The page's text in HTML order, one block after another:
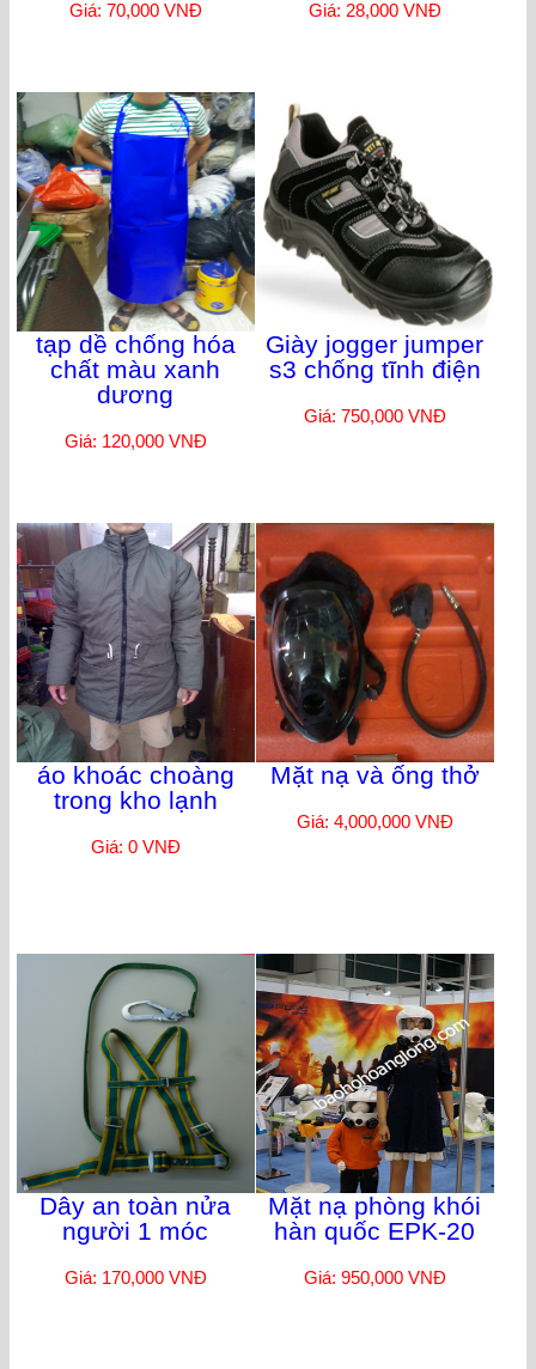
Giá: 70,000 VNĐ Giá: 28,000 VNĐ
tạp dề chống hóa
chất màu xanh
dương
Giá: 120,000 VNĐ
Giày jogger jumper
s3 chống tĩnh điện
Giá: 750,000 VNĐ
áo khoác choàng
trong kho lạnh
Giá: 0 VNĐ
Mặt nạ và ống thở
Giá: 4,000,000 VNĐ
Dây an toàn nửa
người 1 móc
Giá: 170,000 VNĐ
Mặt nạ phòng khói
hàn quốc EPK-20
Giá: 950,000 VNĐ